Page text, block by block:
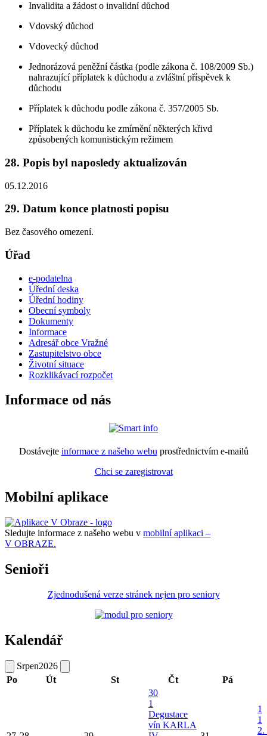
Invalidita a žádost o invalidní důchod
Vdovský důchod
Vdovecký důchod
Jednorázová peněžní částka (podle zákona č. 108/2009 Sb.)
nahrazující příplatek k důchodu a zvláštní příspěvek k
důchodu
Příplatek k důchodu podle zákona č. 357/2005 Sb.
Příplatek k důchodu ke zmírnění některých křivd
způsobených komunistickým režimem
28. Popis byl naposledy aktualizován
05.12.2016
29. Datum konce platnosti popisu
Bez časového omezení.
Úřad
e-podatelna
Úřední deska
Úřední hodiny
Obecní symboly
Dokumenty
Informace
Adresář obce Vražné
Zastupitelstvo obce
Životní situace
Rozklikávací rozpočet
Informace od nás
Dostávejte informace z našeho webu prostřednictvím e-mailů
Chci se zaregistrovat
Mobilní aplikace
Sledujte informace z našeho webu v mobilní aplikaci –
V OBRAZE.
Senioři
Zjednodušená verze stránek nejen pro seniory
Kalendář
Srpen2026
Po
Út St Čt Pá
30
1
Degustace
vín KARLA
1
1
2.